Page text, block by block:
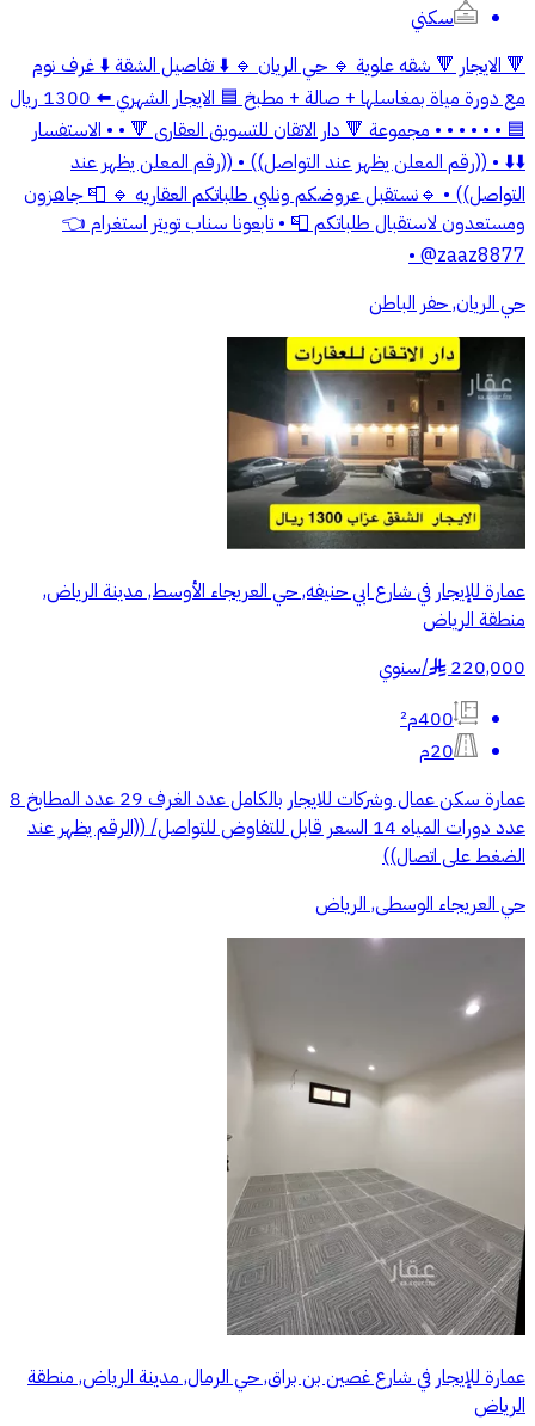
سكني
🔻 الايجار 🔻 شقه علوية 🔹 حي الريان 🔹 ⬇️ تفاصيل الشقة ⬇️ غرف نوم
مع دورة مياة بمغاسلها + صالة + مطبخ 🟦 الايجار الشهري ⬅️ 1300 ريال
🟦 • • • • • • مجموعة 🔻 دار الاتقان للتسويق العقارى 🔻 • • الاستفسار
⬇️⬇️ • ((رقم المعلن يظهر عند التواصل)) • ((رقم المعلن يظهر عند
التواصل)) • 🔹نستقبل عروضكم ونلبي طلباتكم العقاريه 🔹 📮 جاهزون
ومستعدون لاستقبال طلباتكم 📮 • تابعونا سناب تويتر استغرام 👈
zaaz8877@ •
حي الريان, حفر الباطن
عمارة للإيجار في شارع ابي حنيفه, حي العريجاء الأوسط, مدينة الرياض,
منطقة الرياض
220,000
§
/سنوي
400م²
20م
عمارة سكن عمال وشركات للايجار بالكامل عدد الغرف 29 عدد المطابخ 8
عدد دورات المياه 14 السعر قابل للتفاوض للتواصل/ ((الرقم يظهر عند
الضغط على اتصال))
حي العريجاء الوسطى, الرياض
عمارة للإيجار في شارع غصين بن براق, حي الرمال, مدينة الرياض, منطقة
الرياض